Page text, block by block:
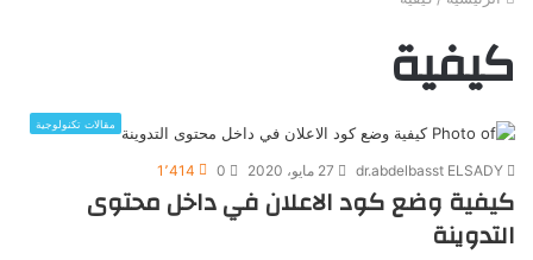
كيفية
مقالات تكنولوجية
27 مايو، 2020 0 1٬414
كيفية وضع كود الاعلان في داخل محتوى
التدوينة